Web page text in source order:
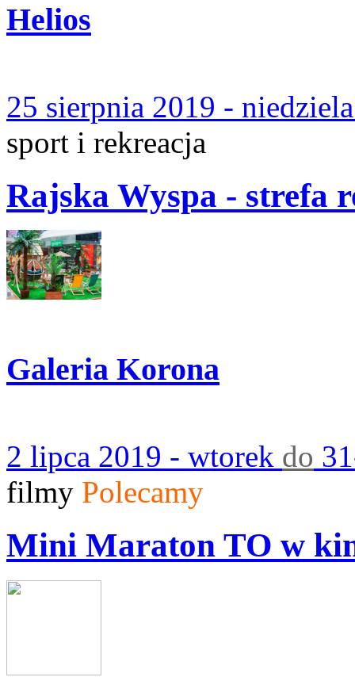
Helios
25 sierpnia 2019 -
sport i rekreacja
Rajska Wyspa - strefa
Galeria Korona
2 lipca 2019 - wtorek do
filmy Polecamy
Mini Maraton TO w